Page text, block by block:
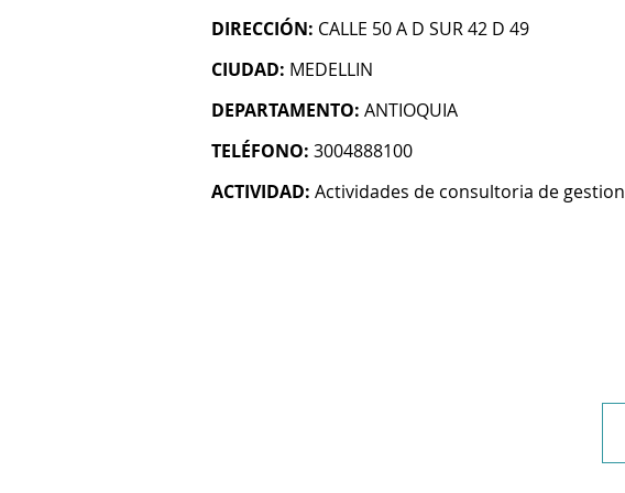
DIRECCIÓN: CALLE 50 A D SUR 42 D 49
CIUDAD: MEDELLIN
DEPARTAMENTO: ANTIOQUIA
TELÉFONO: 3004888100
ACTIVIDAD: Actividades de consultoria de gestion